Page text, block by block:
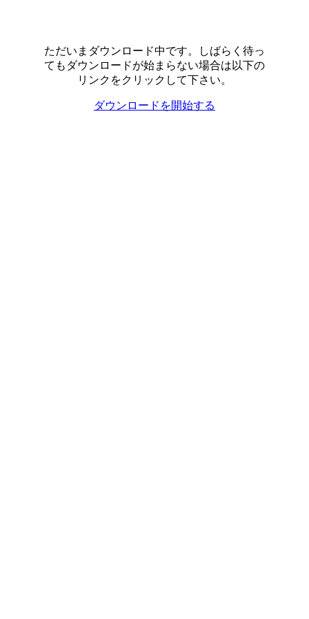
ただいまダウンロード中です。しばらく待っ
てもダウンロードが始まらない場合は以下の
リンクをクリックして下さい。
ダウンロードを開始する